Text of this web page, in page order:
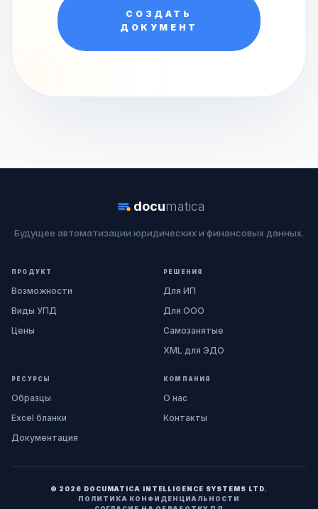
СОЗДАТЬ
ДОКУМЕНТ
documatica
Будущее автоматизации юридических и финансовых данных.
ПРОДУКТ
Возможности
Виды УПД
Цены
РЕШЕНИЯ
Для ИП
Для ООО
Самозанятые
XML для ЭДО
РЕСУРСЫ
Образцы
Excel бланки
Документация
КОМПАНИЯ
О нас
Контакты
© 2026 DOCUMATICA INTELLIGENCE SYSTEMS LTD.
ПОЛИТИКА КОНФИДЕНЦИАЛЬНОСТИ